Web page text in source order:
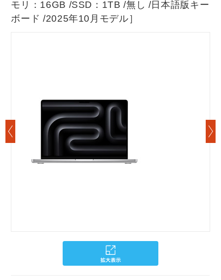
モリ：16GB /SSD：1TB /無し /日本語版キー
ボード /2025年10月モデル］